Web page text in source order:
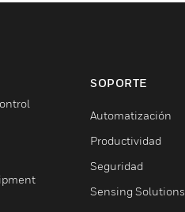
SOPORTE
Automatización
Productividad
Seguridad
Sensing Solutions